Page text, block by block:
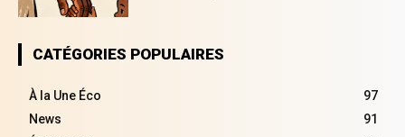
CATÉGORIES POPULAIRES
À la Une Éco
97
News
91